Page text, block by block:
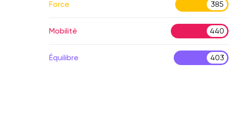
Force 385
Mobilité 440
Équilibre 403